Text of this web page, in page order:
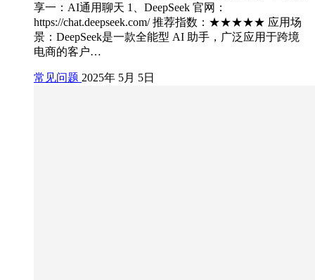
享一：AI通用聊天 1、DeepSeek 官网：
https://chat.deepseek.com/ 推荐指数：★★★★★ 应用场
景：DeepSeek是一款全能型 AI 助手，广泛应用于跨境
电商的客户…
常见问题 2025年 5月 5日